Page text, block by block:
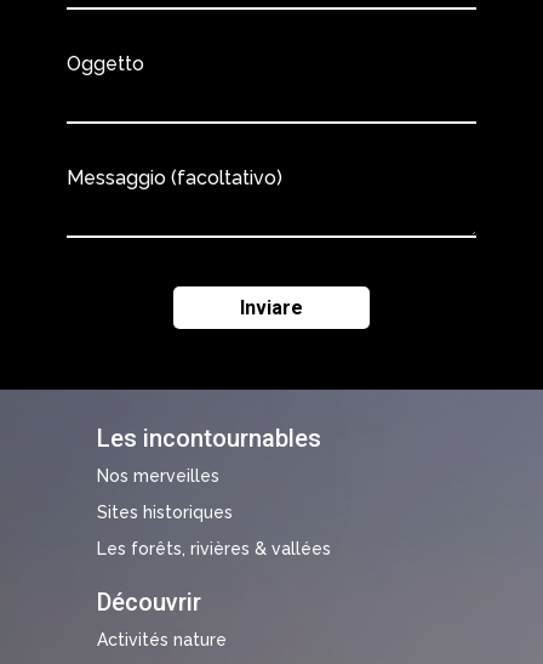
Les incontournables
Nos merveilles
Sites historiques
Les forêts, rivières & vallées
Découvrir
Activités nature
Oggetto
Messaggio (facoltativo)